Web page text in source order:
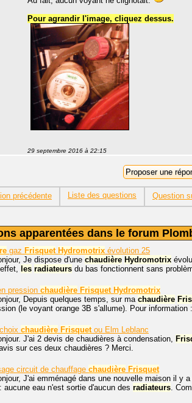
Pour agrandir l'image, cliquez dessus.
29 septembre 2016 à 22:15
précédente Liste des questions Question
apparentées dans le forum
gaz Frisquet Hydromotrix évolution 25
Je dispose d'une chaudière Hydromotrix
les radiateurs du bas fonctionnent sans
pression chaudière Frisquet Hydromotrix
Depuis quelques temps, sur ma chaudière
(le voyant orange 3B s'allume). Pour information
chaudière Frisquet ou Elm Leblanc
J'ai 2 devis de chaudières à condensation,
sur ces deux chaudières ? Merci.
circuit de chauffage chaudière Frisquet
J'ai emménagé dans une nouvelle maison il y
: aucune eau n'est sortie d'aucun des radiateurs .